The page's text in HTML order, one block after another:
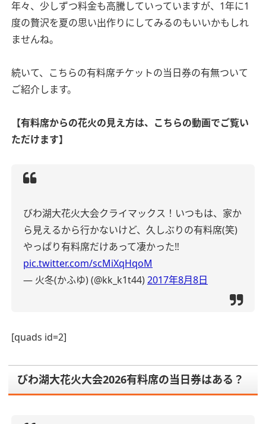
年々、少しずつ料金も高騰していっていますが、1年に1
度の贅沢を夏の思い出作りにしてみるのもいいかもしれ
ませんね。
続いて、こちらの有料席チケットの当日券の有無ついて
ご紹介します。
【有料席からの花火の見え方は、こちらの動画でご覧い
ただけます】
びわ湖大花火大会クライマックス！ いつもは、家か
ら見えるから行かないけど、久しぶりの有料席(笑)
やっぱり有料席だけあって凄かった‼️
pic.twitter.com/scMiXqHqoM
— 火冬(かふゆ) (@kk_k1t44)2017年8月8日
[quads id=2]
びわ湖大花火大会2026有料席の当日券はある？